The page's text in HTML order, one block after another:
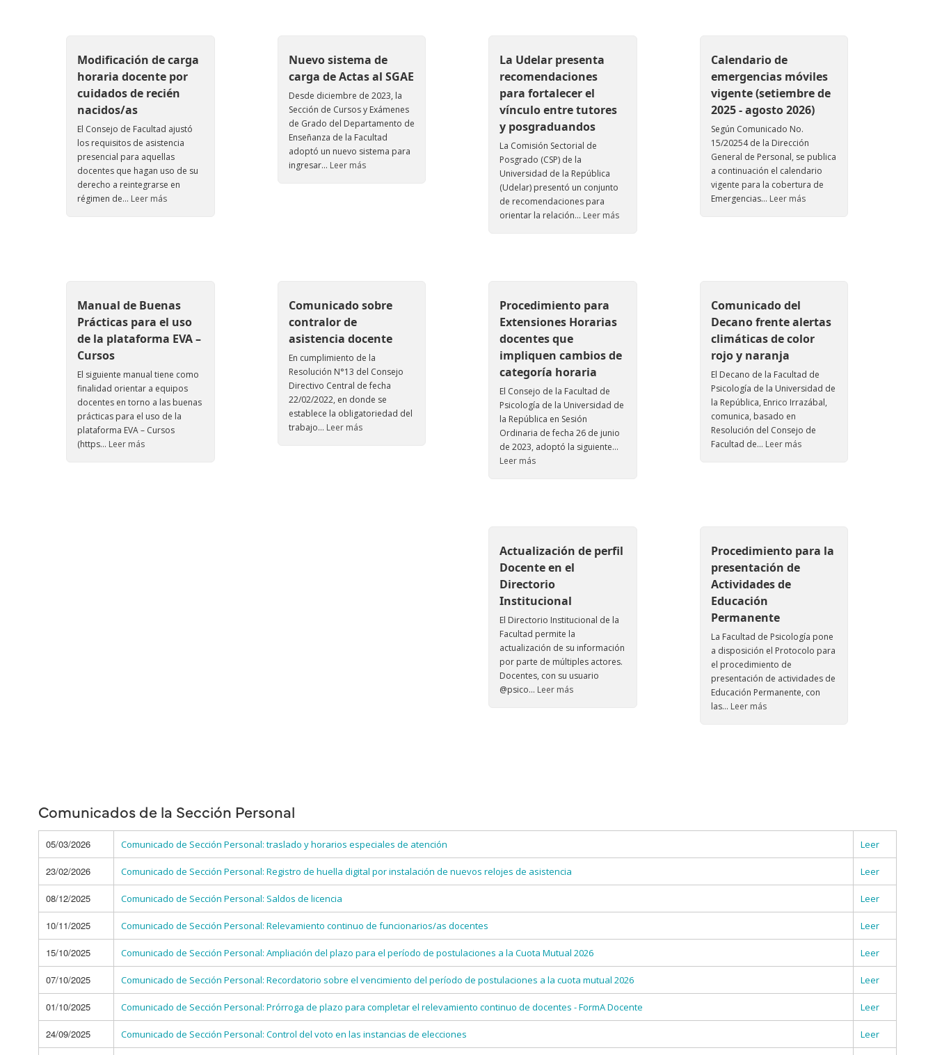
Calendario de
emergencias móviles
vigente (setiembre de
2025 - agosto 2026)
Según Comunicado No.
15/20254 de la Dirección
General de Personal, se publica
a continuación el calendario
vigente para la cobertura de
Emergencias... Leer más
La Udelar presenta
recomendaciones
para fortalecer el
vínculo entre tutores
y posgraduandos
La Comisión Sectorial de
Posgrado (CSP) de la
Universidad de la República
(Udelar) presentó un conjunto
de recomendaciones para
orientar la relación... Leer más
Nuevo sistema de
carga de Actas al SGAE
Desde diciembre de 2023, la
Sección de Cursos y Exámenes
de Grado del Departamento de
Enseñanza de la Facultad
adoptó un nuevo sistema para
ingresar... Leer más
Modificación de carga
horaria docente por
cuidados de recién
nacidos/as
El Consejo de Facultad ajustó
los requisitos de asistencia
presencial para aquellas
docentes que hagan uso de su
derecho a reintegrarse en
régimen de... Leer más
Comunicado del
Decano frente alertas
climáticas de color
rojo y naranja
El Decano de la Facultad de
Psicología de la Universidad de
la República, Enrico Irrazábal,
comunica, basado en
Resolución del Consejo de
Facultad de... Leer más
Procedimiento para
Extensiones Horarias
docentes que
impliquen cambios de
categoría horaria
El Consejo de la Facultad de
Psicología de la Universidad de
la República en Sesión
Ordinaria de fecha 26 de junio
de 2023, adoptó la siguiente...
Leer más
Comunicado sobre
contralor de
asistencia docente
En cumplimiento de la
Resolución N°13 del Consejo
Directivo Central de fecha
22/02/2022, en donde se
establece la obligatoriedad del
trabajo... Leer más
Manual de Buenas
Prácticas para el uso
de la plataforma EVA –
Cursos
El siguiente manual tiene como
finalidad orientar a equipos
docentes en torno a las buenas
prácticas para el uso de la
plataforma EVA – Cursos
(https... Leer más
Procedimiento para la
presentación de
Actividades de
Educación
Permanente
La Facultad de Psicología pone
a disposición el Protocolo para
el procedimiento de
presentación de actividades de
Educación Permanente, con
las... Leer más
Actualización de perfil
Docente en el
Directorio
Institucional
El Directorio Institucional de la
Facultad permite la
actualización de su información
por parte de múltiples actores.
Docentes, con su usuario
@psico... Leer más
Comunicados de la Sección Personal
05/03/2026 Comunicado de Sección Personal: traslado y horarios especiales de atención Leer
23/02/2026 Comunicado de Sección Personal: Registro de huella digital por instalación de nuevos relojes de asistencia Leer
08/12/2025 Comunicado de Sección Personal: Saldos de licencia Leer
10/11/2025 Comunicado de Sección Personal: Relevamiento continuo de funcionarios/as docentes Leer
15/10/2025 Comunicado de Sección Personal: Ampliación del plazo para el período de postulaciones a la Cuota Mutual 2026 Leer
07/10/2025 Comunicado de Sección Personal: Recordatorio sobre el vencimiento del período de postulaciones a la cuota mutual 2026 Leer
01/10/2025 Comunicado de Sección Personal: Prórroga de plazo para completar el relevamiento continuo de docentes - FormA Docente Leer
24/09/2025 Comunicado de Sección Personal: Control del voto en las instancias de elecciones Leer